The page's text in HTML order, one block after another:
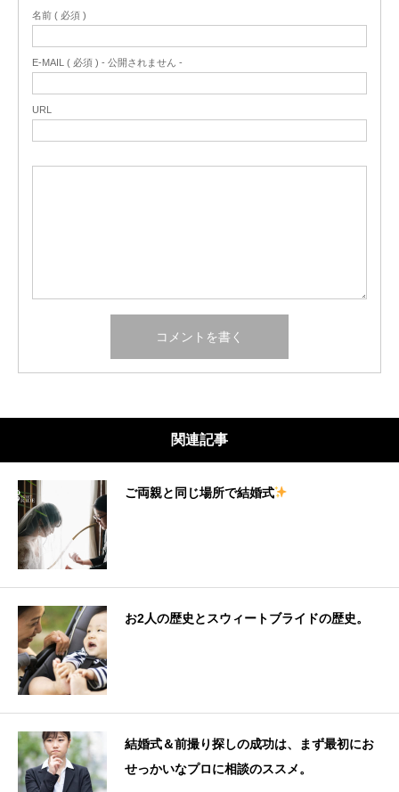
名前 ( 必須 )
E-MAIL ( 必須 ) - 公開されません -
URL
関連記事
ご両親と同じ場所で結婚式
お2人の歴史とスウィートブライドの歴史。
結婚式＆前撮り探しの成功は、まず最初にお
せっかいなプロに相談のススメ。